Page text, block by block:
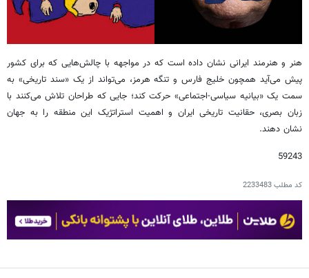
هنر و هنرمند ایرانی نشان داده است که در مواجهه با چالش‌هایی که برای کشور
پیش می‌آید همچون خلیج فارس و تنگه هرمز، می‌تواند از یک «سند تاریخی» به
سمت یک «بیانیه سیاسی-اجتماعی» حرکت کند؛ جایی که طراحان تلاش می‌کنند با
زبان بصری، حقانیت تاریخی ایران و اهمیت استراتژیک این منطقه را به جهان
نشان دهند.
59243
کد مطلب2233483